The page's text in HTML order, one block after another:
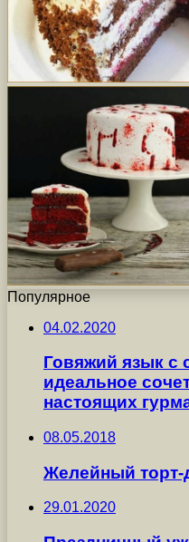
Популярное
04.02.2020
Говяжий язык
идеальное
настоящих
08.05.2018
Желейный торт-
29.01.2020